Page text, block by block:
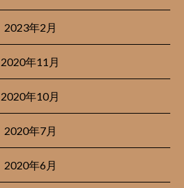
2023年2月
2020年11月
2020年10月
2020年7月
2020年6月